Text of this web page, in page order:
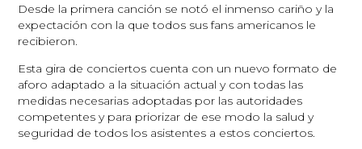
Desde la primera canción se notó el inmenso cariño y la
expectación con la que todos sus fans americanos le
recibieron.
Esta gira de conciertos cuenta con un nuevo formato de
aforo adaptado a la situación actual y con todas las
medidas necesarias adoptadas por las autoridades
competentes y para priorizar de ese modo la salud y
seguridad de todos los asistentes a estos conciertos.